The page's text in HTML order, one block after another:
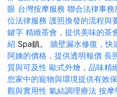
眼 台灣按摩服務 聯合法律事
位法律服務 護照換發的流程與
鍵字 精緻茶會，提供美味的茶
紹 Spa鎮。 牆壁漏水修復，快
阿姨的價格，提供透明報價 長
質與可及性 歐式外燴，品味精
您家中的寵物與環境提供有效
觀與實用性 氣結調理療法 按摩